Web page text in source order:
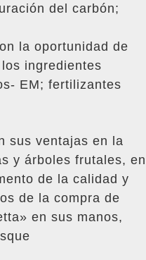
del carbón;
la oportunidad de
ingredientes
EM; fertilizantes
sus ventajas en la
y árboles frutales, en
de la calidad y
de la compra de
en sus manos,